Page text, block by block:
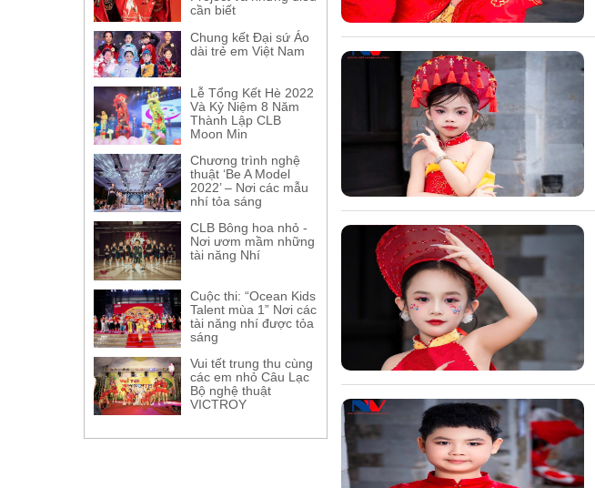
cần biết
Chung kết Đại sứ Áo
dài trẻ em Việt Nam
Lễ Tổng Kết Hè 2022
Và Kỷ Niệm 8 Năm
Thành Lập CLB
Moon Min
Chương trình nghệ
thuật ‘Be A Model
2022’ – Nơi các mẫu
nhí tỏa sáng
CLB Bông hoa nhỏ -
Nơi ươm mầm những
tài năng Nhí
Cuộc thi: “Ocean Kids
Talent mùa 1” Nơi các
tài năng nhí được tỏa
sáng
Vui tết trung thu cùng
các em nhỏ Câu Lạc
Bộ nghệ thuật
VICTROY